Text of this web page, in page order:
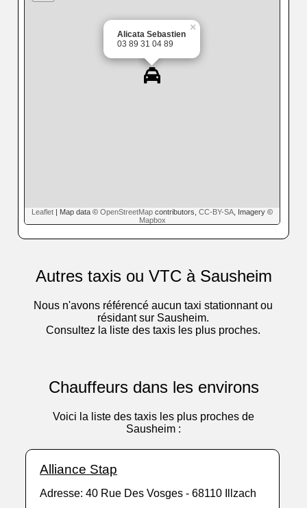
Alicata Sebastien
03 89 31 04 89
×
Leaflet | Map data © OpenStreetMap contributors, CC-BY-SA , Imagery ©
Mapbox
Autres taxis ou VTC à Sausheim
Nous n'avons référencé aucun taxi stationnant ou
résidant sur Sausheim.
Consultez la liste des taxis les plus proches.
Chauffeurs dans les environs
Voici la liste des taxis les plus proches de
Sausheim :
Alliance Stap
Adresse: 40 Rue Des Vosges - 68110 Illzach